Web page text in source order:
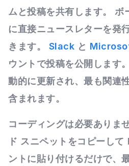
ムと投稿を共有します。 ボ
に直接ニュースレターを発
きます。 Slack と
ウントで投稿を公開します
動的に更新され、最も関連
含まれます。
コーディングは必要ありませ
ド スニペットをコピーし
ントに貼り付けるだけで、